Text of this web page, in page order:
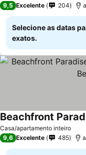
9,5 Excelente 204
Selecione as datas
exatos.
Casa/apartamento inteiro
Ver preços
9,6 Excelente 485